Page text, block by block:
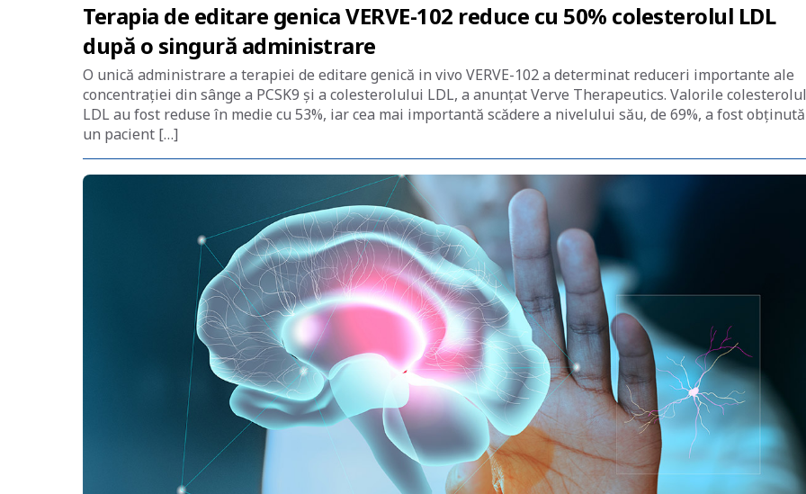
Terapia de editare genica VERVE-102 reduce cu 50% colesterolul LDL
după o singură administrare
O unică administrare a terapiei de editare genică in vivo VERVE-102 a determinat reduceri importante ale
concentrației din sânge a PCSK9 și a colesterolului LDL, a anunțat Verve Therapeutics. Valorile
LDL au fost reduse în medie cu 53%, iar cea mai importantă scădere a nivelului său, de 69%, a fost
un pacient […]